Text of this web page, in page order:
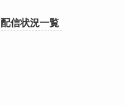
配信状況一覧